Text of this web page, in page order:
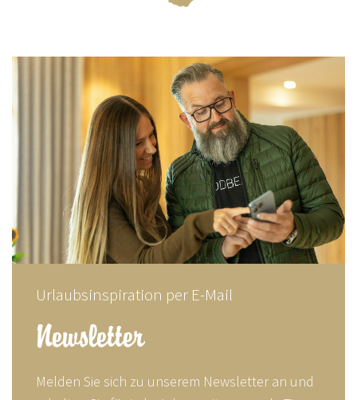
Newsletter
Urlaubsinspiration per E-Mail
Melden Sie sich zu unserem Newsletter an und